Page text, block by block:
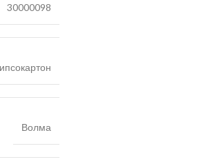
30000098
Волма